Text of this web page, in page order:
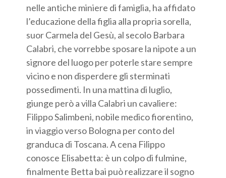
nelle antiche miniere di famiglia, ha affidato
l’educazione della figlia alla propria sorella,
suor Carmela del Gesù, al secolo Barbara
Calabri, che vorrebbe sposare la nipote a un
signore del luogo per poterle stare sempre
vicino e non disperdere gli sterminati
possedimenti. In una mattina di luglio,
giunge però a villa Calabri un cavaliere:
Filippo Salimbeni, nobile medico fiorentino,
in viaggio verso Bologna per conto del
granduca di Toscana. A cena Filippo
conosce Elisabetta: è un colpo di fulmine,
finalmente Betta bai può realizzare il sogno